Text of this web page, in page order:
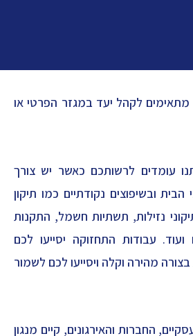
מתאימים לקהל יעד במגזר הפרטי או
עומדים לרשותכם כאשר יש צורך
הבית ובשיפוצים נקודתיים כמו תיקון
נזילות, תשתיות חשמל, התקנות
ועוד. עבודות התחזוקה יסייעו לכם
מהירה וקלה ויסייעו לכם לשמור
החברות והאירגונים, קיים מנגון